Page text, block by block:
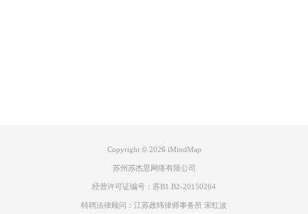
Copyright © 2026 iMindMap
苏州苏杰思网络有限公司
经营许可证编号：苏B1.B2-20150264
特聘法律顾问：江苏政纬律师事务所 宋红波